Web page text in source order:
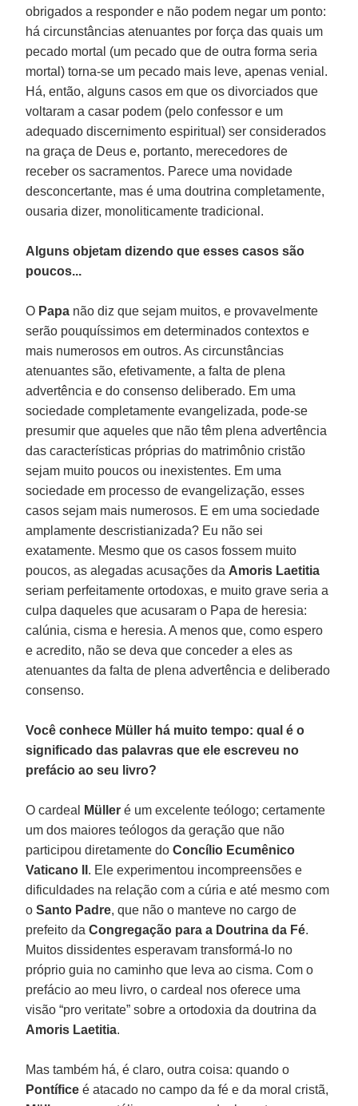
obrigados a responder e não podem negar um ponto:
há circunstâncias atenuantes por força das quais um
pecado mortal (um pecado que de outra forma seria
mortal) torna-se um pecado mais leve, apenas venial.
Há, então, alguns casos em que os divorciados que
voltaram a casar podem (pelo confessor e um
adequado discernimento espiritual) ser considerados
na graça de Deus e, portanto, merecedores de
receber os sacramentos. Parece uma novidade
desconcertante, mas é uma doutrina completamente,
ousaria dizer, monoliticamente tradicional.
Alguns objetam dizendo que esses casos são
poucos...
O Papa não diz que sejam muitos, e provavelmente
serão pouquíssimos em determinados contextos e
mais numerosos em outros. As circunstâncias
atenuantes são, efetivamente, a falta de plena
advertência e do consenso deliberado. Em uma
sociedade completamente evangelizada, pode-se
presumir que aqueles que não têm plena advertência
das características próprias do matrimônio cristão
sejam muito poucos ou inexistentes. Em uma
sociedade em processo de evangelização, esses
casos sejam mais numerosos. E em uma sociedade
amplamente descristianizada? Eu não sei
exatamente. Mesmo que os casos fossem muito
poucos, as alegadas acusações da Amoris Laetitia
seriam perfeitamente ortodoxas, e muito grave seria a
culpa daqueles que acusaram o Papa de heresia:
calúnia, cisma e heresia. A menos que, como espero
e acredito, não se deva que conceder a eles as
atenuantes da falta de plena advertência e deliberado
consenso.
Você conhece Müller há muito tempo: qual é o
significado das palavras que ele escreveu no
prefácio ao seu livro?
O cardeal Müller é um excelente teólogo; certamente
um dos maiores teólogos da geração que não
participou diretamente doConcílio Ecumênico
Vaticano II . Ele experimentou incompreensões e
dificuldades na relação com a cúria e até mesmo com
oSanto Padre, que não o manteve no cargo de
prefeito daCongregação para a Doutrina da Fé.
Muitos dissidentes esperavam transformá-lo no
próprio guia no caminho que leva ao cisma. Com o
prefácio ao meu livro, o cardeal nos oferece uma
visão “pro veritate” sobre a ortodoxia da doutrina da
Amoris Laetitia.
Mas também há, é claro, outra coisa: quando o
Pontífice é atacado no campo da fé e da moral cristã,